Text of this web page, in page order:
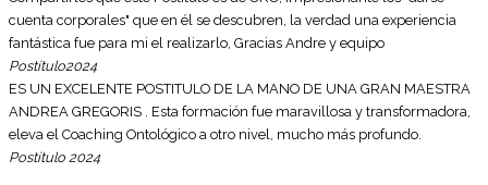
cuenta corporales" que en él se descubren, la verdad una experiencia
fantástica fue para mi el realizarlo, Gracias Andre y equipo
Postítulo2024
ES UN EXCELENTE POSTITULO DE LA MANO DE UNA GRAN MAESTRA
ANDREA GREGORIS . Esta formación fue maravillosa y transformadora,
eleva el Coaching Ontológico a otro nivel, mucho más profundo.
Postítulo 2024